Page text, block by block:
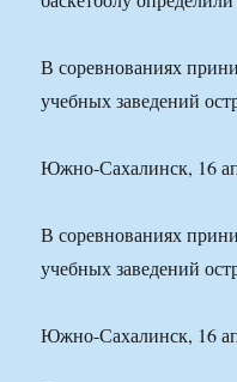
В соревнованиях
учебных заведений
Южно-Сахалинск, 16
В соревнованиях
учебных заведений
Южно-Сахалинск, 16